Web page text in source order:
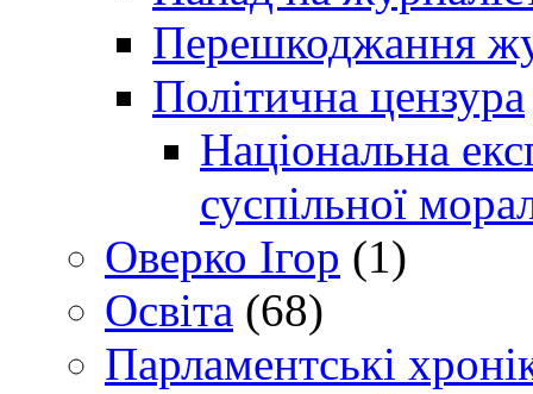
Перешкоджання
Політична цензура
Національна
суспільної
Оверко Ігор (1)
Освіта (68)
Парламентські